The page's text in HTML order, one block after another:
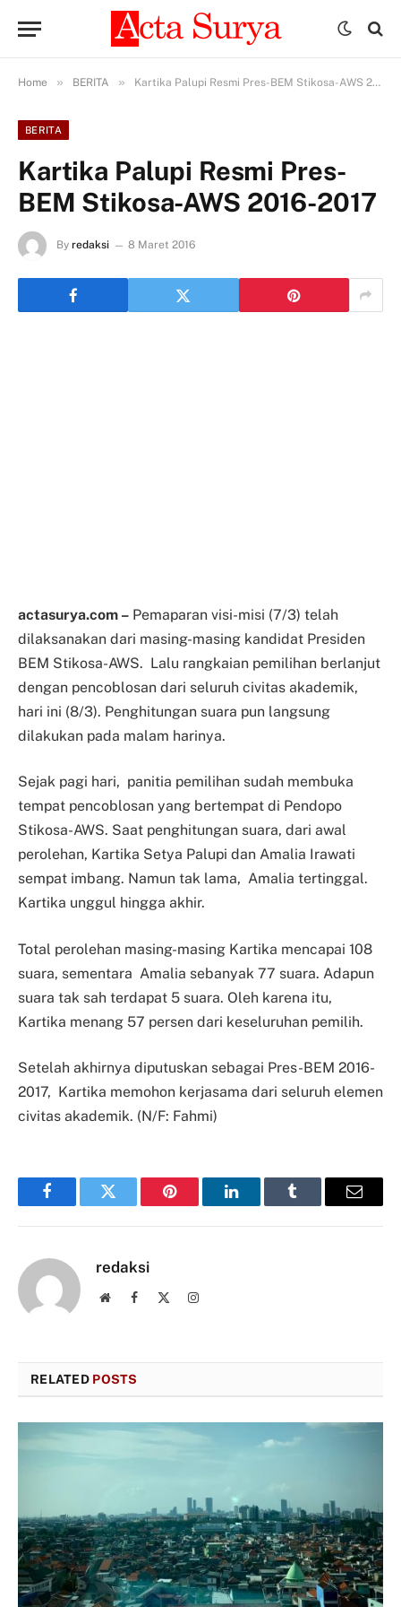
Home » BERITA » Kartika Palupi Resmi Pres-BEM Stikosa-AWS 2016-2017
BERITA
Kartika Palupi Resmi Pres-
BEM Stikosa-AWS 2016-2017
By redaksi 8 Maret 2016
actasurya.com – Pemaparan visi-misi (7/3) telah
dilaksanakan dari masing-masing kandidat Presiden
BEM Stikosa-AWS. Lalu rangkaian pemilihan berlanjut
dengan pencoblosan dari seluruh civitas akademik,
hari ini (8/3). Penghitungan suara pun langsung
dilakukan pada malam harinya.
Sejak pagi hari, panitia pemilihan sudah membuka
tempat pencoblosan yang bertempat di Pendopo
Stikosa-AWS. Saat penghitungan suara, dari awal
perolehan, Kartika Setya Palupi dan Amalia Irawati
sempat imbang. Namun tak lama, Amalia tertinggal.
Kartika unggul hingga akhir.
Total perolehan masing-masing Kartika mencapai 108
suara, sementara Amalia sebanyak 77 suara. Adapun
suara tak sah terdapat 5 suara. Oleh karena itu,
Kartika menang 57 persen dari keseluruhan pemilih.
Setelah akhirnya diputuskan sebagai Pres-BEM 2016-
2017, Kartika memohon kerjasama dari seluruh elemen
civitas akademik. (N/F: Fahmi)
FacebookTwitter Pinterest LinkedInTumblr Email
redaksi
WebsiteFacebook Instagram
RELATED POSTS